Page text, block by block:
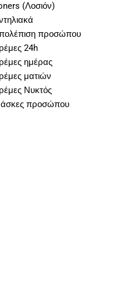
(Λοσιόν)
προσώπου
24h
ημέρας
ματιών
Νυκτός
προσώπου